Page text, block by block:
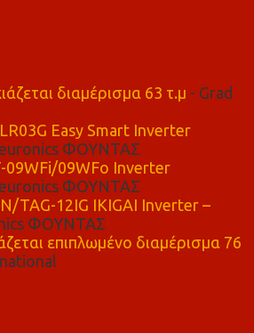
διαμέρισμα 63 τ.μ - Grad
Easy Smart Inverter
ΦΟΥΝΤΑΣ
09WFi/09WFo Inverter
ΦΟΥΝΤΑΣ
TAG-12IG IKIGAI Inverter –
ΦΟΥΝΤΑΣ
επιπλωμένο διαμέρισμα 76